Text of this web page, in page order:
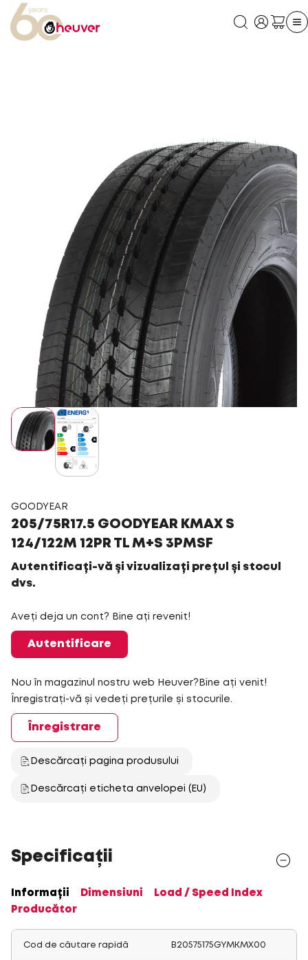
GOODYEAR
205/75R17.5 GOODYEAR KMAX S
124/122M 12PR TL M+S 3PMSF
Autentificați-vă și vizualizați prețul și stocul
dvs.
Aveți deja un cont? Bine ați revenit!
Autentificare
Nou în magazinul nostru web Heuver?Bine ați venit!
Înregistrați-vă și vedeți prețurile și stocurile.
Înregistrare
Descărcați pagina produsului
Descărcați eticheta anvelopei (EU)
Specificații
Informații Dimensiuni
Load / Speed Index
Producător
Cod de căutare rapidă B20575175GYMKMX00